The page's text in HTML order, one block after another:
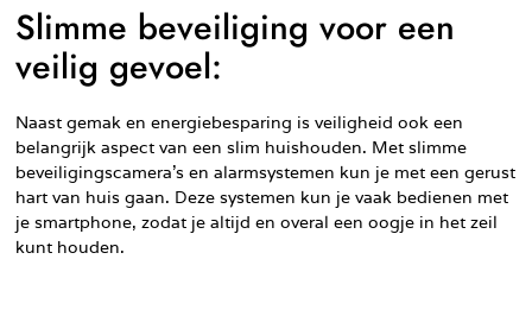
Slimme beveiliging voor een
veilig gevoel:
Naast gemak en energiebesparing is veiligheid ook een
belangrijk aspect van een slim huishouden. Met slimme
beveiligingscamera’s en alarmsystemen kun je met een gerust
hart van huis gaan. Deze systemen kun je vaak bedienen met
je smartphone, zodat je altijd en overal een oogje in het zeil
kunt houden.